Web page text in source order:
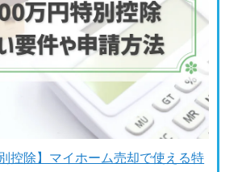
控除】マイホーム売却で使える特